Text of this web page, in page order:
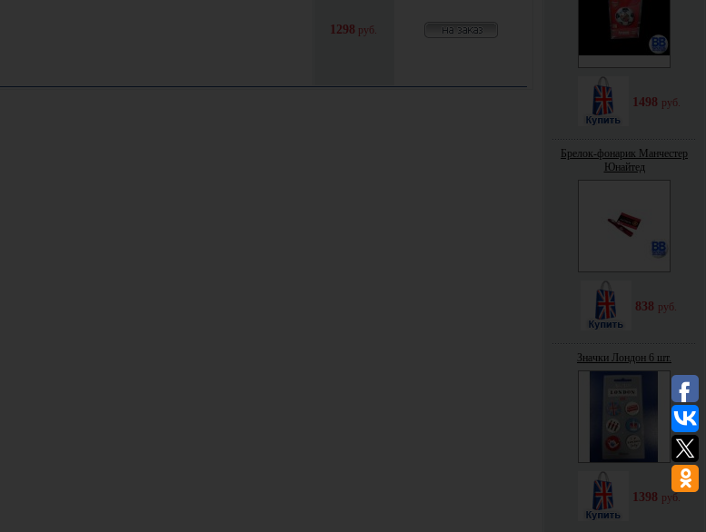
1298 руб.
1498 руб.
Брелок-фонарик Манчестер
Юнайтед
838 руб.
Значки Лондон 6 шт.
1398 руб.